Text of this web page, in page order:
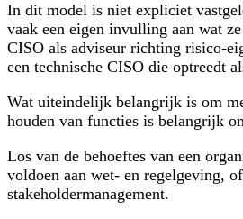
In dit model is niet expliciet
vaak een eigen invulling aan wat
CISO als adviseur richting risico-
een technische CISO die optreedt
Wat uiteindelijk belangrijk is om
houden van functies is belangrijk
Los van de behoeftes van een
voldoen aan wet- en regelgeving,
stakeholdermanagement.